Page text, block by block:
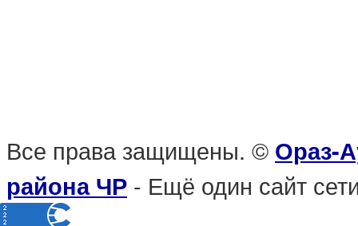
Все права защищены. © Ораз-
района ЧР - Ещё один сайт